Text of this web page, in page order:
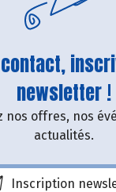
newsletter !
nos offres, nos
actualités.
Inscription